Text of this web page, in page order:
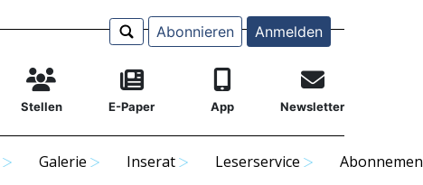
Abonnieren Anmelden
Stellen E-Paper App Newsletter
Galerie Inserat Leserservice